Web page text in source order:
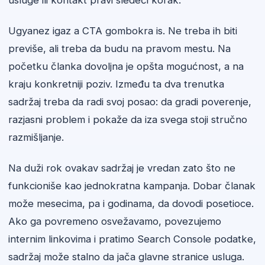
Ugyanez igaz a CTA gombokra is. Ne treba ih biti
previše, ali treba da budu na pravom mestu. Na
početku članka dovoljna je opšta mogućnost, a na
kraju konkretniji poziv. Između ta dva trenutka
sadržaj treba da radi svoj posao: da gradi poverenje,
razjasni problem i pokaže da iza svega stoji stručno
razmišljanje.
Na duži rok ovakav sadržaj je vredan zato što ne
funkcioniše kao jednokratna kampanja. Dobar članak
može mesecima, pa i godinama, da dovodi posetioce.
Ako ga povremeno osvežavamo, povezujemo
internim linkovima i pratimo Search Console podatke,
sadržaj može stalno da jača glavne stranice usluga.